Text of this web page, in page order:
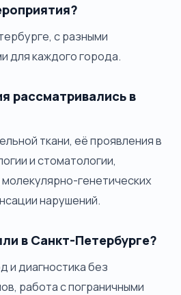
с разными
для каждого города.
рассматривались в
ткани, её проявления в
и стоматологии,
генетических
нарушений.
в Санкт-Петербурге?
и диагностика без
работа с пограничными